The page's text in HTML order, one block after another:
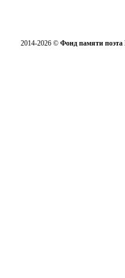
2014-2026 © Фонд памяти поэта